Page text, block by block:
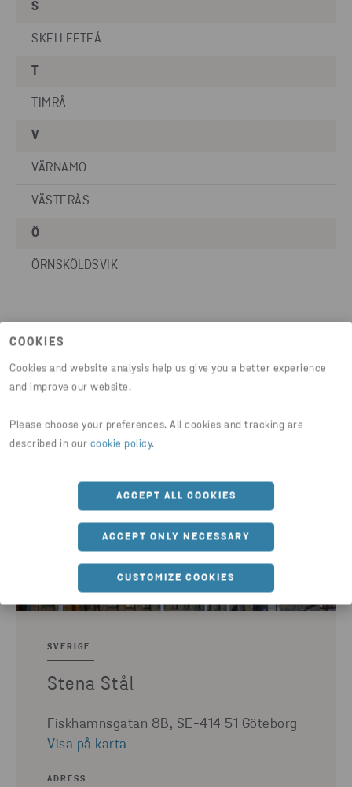
COOKIES
Cookies and website analysis help us give you a better experience
and improve our website.
Please choose your preferences. All cookies and tracking are
described in our cookie policy.
ACCEPT ALL COOKIES
ACCEPT ONLY NECESSARY
CUSTOMIZE COOKIES
S
SKELLEFTEÅ
TIMRÅ
V
VÄRNAMO
VÄSTERÅS
Ö
ÖRNSKÖLDSVIK
SVERIGE
Stena Stål
Fiskhamnsgatan 8B, SE-414 51 Göteborg
Visa på karta
ADRESS